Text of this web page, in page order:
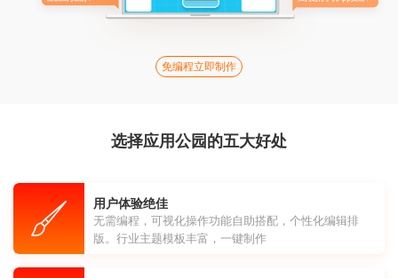
免编程立即制作
选择应用公园的五大好处
用户体验绝佳
无需编程，可视化操作功能自助搭配，个性化编辑排
版。行业主题模板丰富，一键制作